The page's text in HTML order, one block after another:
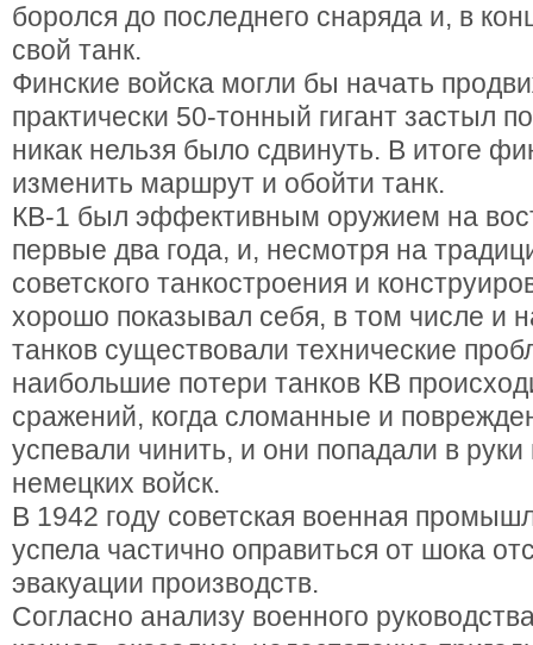
боролся до последнего снаряда и, в
свой танк.
Финские войска могли бы начать
практически 50-тонный гигант застыл
никак нельзя было сдвинуть. В итоге
изменить маршрут и обойти танк.
КВ-1 был эффективным оружием на
первые два года, и, несмотря на
советского танкостроения и
хорошо показывал себя, в том числе и
танков существовали технические
наибольшие потери танков КВ
сражений, когда сломанные и
успевали чинить, и они попадали в
немецких войск.
В 1942 году советская военная
успела частично оправиться от шока
эвакуации производств.
Согласно анализу военного